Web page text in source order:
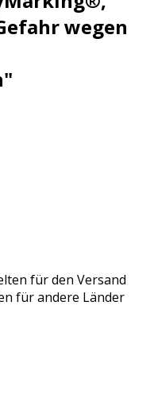
wegen
für den Versand
für andere Länder